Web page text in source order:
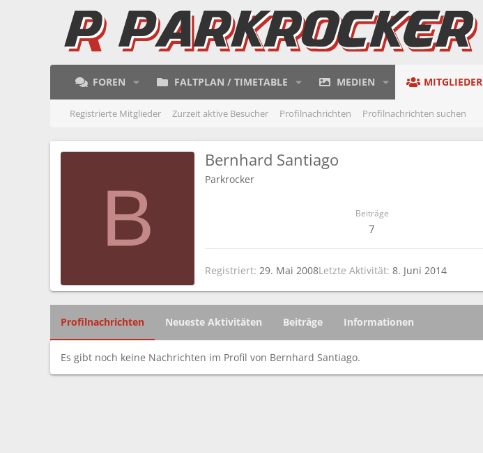
FOREN FALTPLAN / TIMETABLE MEDIEN MITGLIEDER
Registrierte Mitglieder Zurzeit aktive Besucher Profilnachrichten Profilnachrichten suchen
B
Bernhard Santiago
Parkrocker
Beiträge
7
Registriert 29. Mai 2008Letzte Aktivität 8. Juni 2014
Profilnachrichten Neueste Aktivitäten Beiträge Informationen
Es gibt noch keine Nachrichten im Profil von Bernhard Santiago.